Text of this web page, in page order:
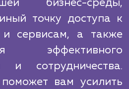
Мы также
персонала и
помочь вам
все